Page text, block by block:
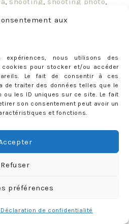
aux
expériences, nous utilisons des
pour stocker et/ou accéder
Le fait de consentir à ces
de traiter des données telles que le
ou les ID uniques sur ce site. Le fait
son consentement peut avoir un
et fonctions.
Refuser
préférences
Déclaration de confidentialité
suisse
4 5 6 7 … 20 next
PROPOS